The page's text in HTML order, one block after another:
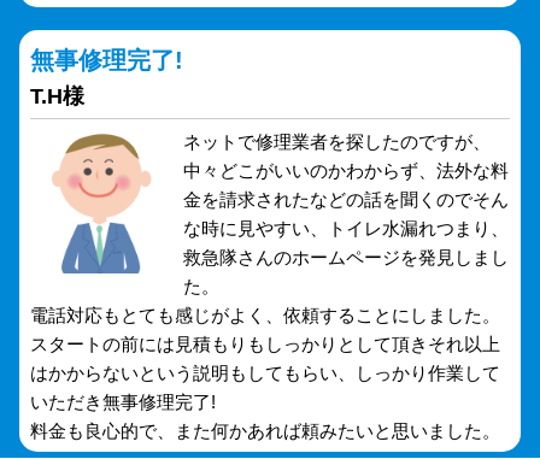
無事修理完了!
T.H様
ネットで修理業者を探したのですが、
中々どこがいいのかわからず、法外な料
金を請求されたなどの話を聞くのでそん
な時に見やすい、トイレ水漏れつまり、
救急隊さんのホームページを発見しまし
た。
電話対応もとても感じがよく、依頼することにしました。
スタートの前には見積もりもしっかりとして頂きそれ以上
はかからないという説明もしてもらい、しっかり作業して
いただき無事修理完了!
料金も良心的で、また何かあれば頼みたいと思いました。